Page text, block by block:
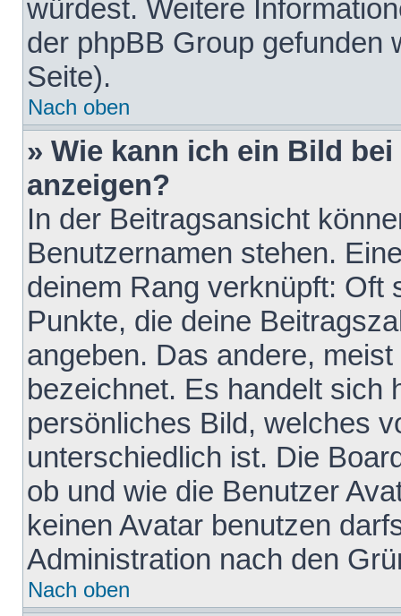
würdest. Weitere
der phpBB Group gefunden
Seite).
Nach oben
» Wie kann ich ein Bild
anzeigen?
In der Beitragsansicht
Benutzernamen stehen.
deinem Rang verknüpft: Oft
Punkte, die deine
angeben. Das andere,
bezeichnet. Es handelt sich
persönliches Bild, welches
unterschiedlich ist. Die
ob und wie die Benutzer
keinen Avatar benutzen
Administration nach den
Nach oben